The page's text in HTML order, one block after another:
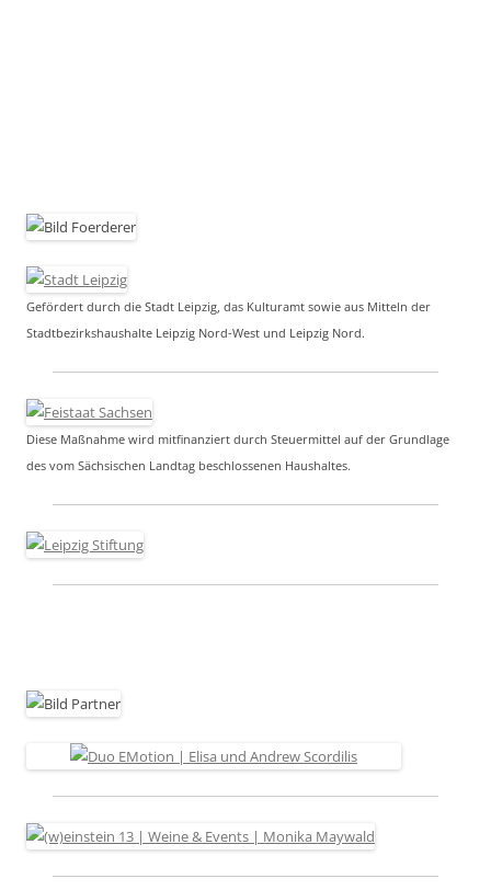
Gefördert durch die Stadt Leipzig, das Kulturamt sowie aus Mitteln der
Stadtbezirkshaushalte Leipzig Nord-West und Leipzig Nord.
Diese Maßnahme wird mitfinanziert durch Steuermittel auf der Grundlage
des vom Sächsischen Landtag beschlossenen Haushaltes.